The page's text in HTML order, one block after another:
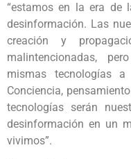
“estamos en la era de
desinformación. Las
creación y
malintencionadas,
mismas tecnologías
Conciencia,
tecnologías serán
desinformación en un
vivimos”.